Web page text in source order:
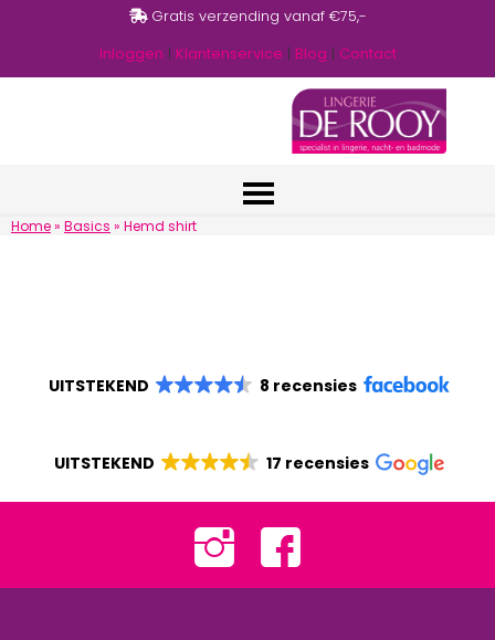
Gratis verzending vanaf €75,-
Inloggen | Klantenservice | Blog | Contact
Home» Basics » Hemd shirt
UITSTEKEND 8 recensies
UITSTEKEND 17 recensies